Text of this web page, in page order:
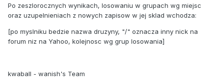
Po zeszlorocznych wynikach, losowaniu w grupach wg miejsc
oraz uzupelnieniach z nowych zapisow w jej sklad wchodza:
[po myslniku bedzie nazwa druzyny, "/" oznacza inny nick na
forum niz na Yahoo, kolejnosc wg grup losowania]
kwaball - wanish's Team